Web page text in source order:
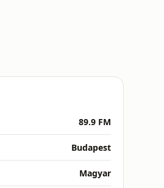
89.9 FM
Budapest
Magyar